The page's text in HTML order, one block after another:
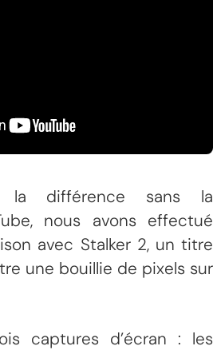
différence sans la
nous avons effectué
avec Stalker 2, un titre
une bouillie de pixels sur
captures d’écran : les